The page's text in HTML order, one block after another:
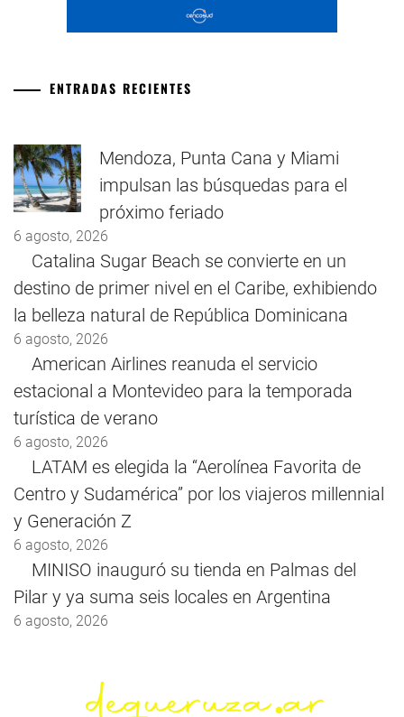
ENTRADAS RECIENTES
Mendoza, Punta Cana y Miami
impulsan las búsquedas para el
próximo feriado
6 agosto, 2026
Catalina Sugar Beach se convierte en un
destino de primer nivel en el Caribe, exhibiendo
la belleza natural de República Dominicana
6 agosto, 2026
American Airlines reanuda el servicio
estacional a Montevideo para la temporada
turística de verano
6 agosto, 2026
LATAM es elegida la “Aerolínea Favorita de
Centro y Sudamérica” por los viajeros millennial
y Generación Z
6 agosto, 2026
MINISO inauguró su tienda en Palmas del
Pilar y ya suma seis locales en Argentina
6 agosto, 2026